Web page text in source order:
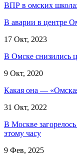
ВПР в омских
В аварии в центре
17 Окт, 2023
В Омске снизились
9 Окт, 2020
Какая она —
31 Окт, 2022
В Москве
этому часу
9 Фев, 2025